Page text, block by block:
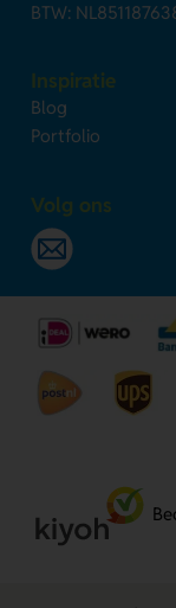
BTW:
Inspiratie
Blog
Portfolio
Volg ons